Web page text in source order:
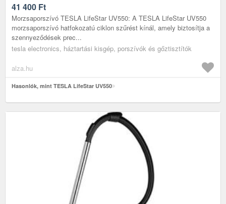
41 400 Ft
Morzsaporszívó TESLA LifeStar UV550: A TESLA LifeStar UV550
morzsaporszívó hatfokozatú ciklon szűrést kínál, amely biztosítja a
szennyeződések prec...
tesla electronics, háztartási kisgép, porszívók és gőztisztítók
alza.hu
Hasonlók, mint TESLA LifeStar UV550